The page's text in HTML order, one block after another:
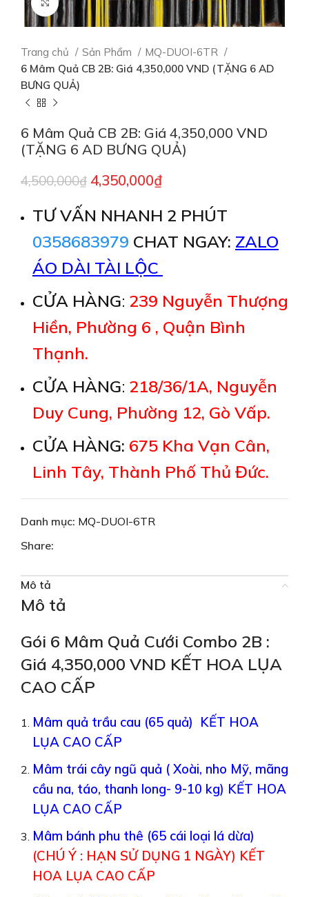
Trang chủ Sản Phẩm
MQ-DUOI-6TR
6 Mâm Quả CB 2B: Giá 4,350,000 VND (TẶNG 6 AD
BƯNG QUẢ)
6 Mâm Quả CB 2B: Giá 4,350,000 VND
(TẶNG 6 AD BƯNG QUẢ)
4,500,000₫ 4,350,000₫
TƯ VẤN NHANH 2 PHÚT
0358683979 CHAT NGAY: ZALO
ÁO DÀI TÀI LỘC
CỬA HÀNG: 239 Nguyễn Thượng
Hiền, Phường 6 , Quận Bình
Thạnh.
CỬA HÀNG: 218/36/1A, Nguyễn
Duy Cung, Phường 12, Gò Vấp.
CỬA HÀNG: 675 Kha Vạn Cân,
Linh Tây, Thành Phố Thủ Đức.
Danh mục: MQ-DUOI-6TR
Share:
Mô tả
Mô tả
Gói 6 Mâm Quả Cưới Combo 2B :
Giá 4,350,000 VND KẾT HOA LỤA
CAO CẤP
Mâm quả trầu cau (65 quả) KẾT HOA
LỤA CAO CẤP
Mâm trái cây ngũ quả ( Xoài, nho Mỹ, mãng
cầu na, táo, thanh long- 9-10 kg) KẾT HOA
LỤA CAO CẤP
Mâm bánh phu thê (65 cái loại lá dừa)
(CHÚ Ý : HẠN SỬ DỤNG 1 NGÀY) KẾT
HOA LỤA CAO CẤP